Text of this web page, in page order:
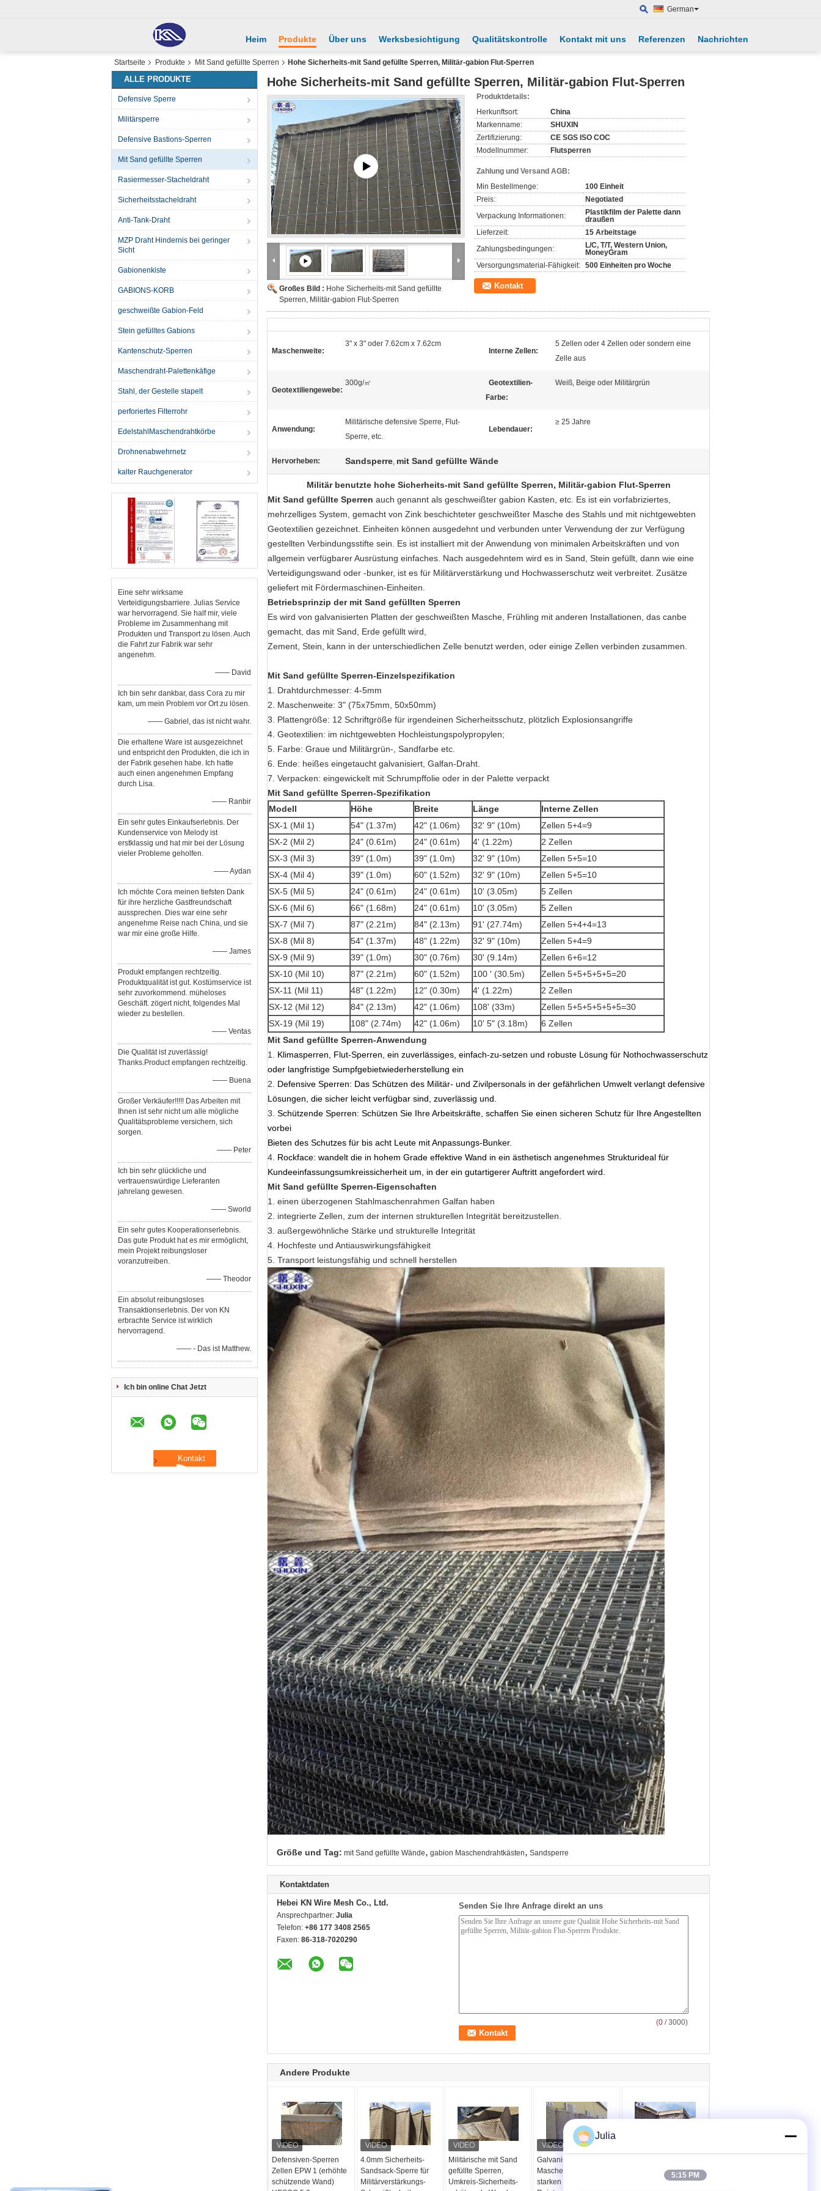
German
Heim Produkte Über uns Werksbesichtigung Qualitätskontrolle Kontakt mit uns Referenzen Nachrichten
Startseite Produkte Mit Sand gefüllte Sperren Hohe Sicherheits-mit Sand gefüllte Sperren, Militär-gabion Flut-Sperren
ALLE PRODUKTE
Defensive Sperre
Militärsperre
Defensive Bastions-Sperren
Mit Sand gefüllte Sperren
Rasiermesser-Stacheldraht
Sicherheitsstacheldraht
Anti-Tank-Draht
MZP Draht Hindernis bei geringer
Sicht
Gabionenkiste
GABIONS-KORB
geschweißte Gabion-Feld
Stein gefülltes Gabions
Kantenschutz-Sperren
Maschendraht-Palettenkäfige
Stahl, der Gestelle stapelt
perforiertes Filterrohr
EdelstahlMaschendrahtkörbe
Drohnenabwehrnetz
kalter Rauchgenerator
Eine sehr wirksame
Verteidigungsbarriere. Julias Service
war hervorragend. Sie half mir, viele
Probleme im Zusammenhang mit
Produkten und Transport zu lösen. Auch
die Fahrt zur Fabrik war sehr
angenehm.
—— David
Ich bin sehr dankbar, dass Cora zu mir
kam, um mein Problem vor Ort zu lösen.
—— Gabriel, das ist nicht wahr.
Die erhaltene Ware ist ausgezeichnet
und entspricht den Produkten, die ich in
der Fabrik gesehen habe. Ich hatte
auch einen angenehmen Empfang
durch Lisa.
—— Ranbir
Ein sehr gutes Einkaufserlebnis. Der
Kundenservice von Melody ist
erstklassig und hat mir bei der Lösung
vieler Probleme geholfen.
—— Aydan
Ich möchte Cora meinen tiefsten Dank
für ihre herzliche Gastfreundschaft
aussprechen. Dies war eine sehr
angenehme Reise nach China, und sie
war mir eine große Hilfe.
—— James
Produkt empfangen rechtzeitig.
Produktqualität ist gut. Kostümservice ist
sehr zuvorkommend. müheloses
Geschäft. zögert nicht, folgendes Mal
wieder zu bestellen.
—— Ventas
Die Qualität ist zuverlässig!
Thanks.Product empfangen rechtzeitig.
—— Buena
Großer Verkäufer!!!!! Das Arbeiten mit
Ihnen ist sehr nicht um alle mögliche
Qualitätsprobleme versichern, sich
sorgen.
—— Peter
Ich bin sehr glückliche und
vertrauenswürdige Lieferanten
jahrelang gewesen.
—— Sworld
Ein sehr gutes Kooperationserlebnis.
Das gute Produkt hat es mir ermöglicht,
mein Projekt reibungsloser
voranzutreiben.
—— Theodor
Ein absolut reibungsloses
Transaktionserlebnis. Der von KN
erbrachte Service ist wirklich
hervorragend.
—— - Das ist Matthew.
Ich bin online Chat Jetzt
Hohe Sicherheits-mit Sand gefüllte Sperren, Militär-gabion Flut-Sperren
Großes Bild : Hohe Sicherheits-mit Sand gefüllte
Sperren, Militär-gabion Flut-Sperren
Produktdetails:
Herkunftsort:
China
Markenname:
SHUXIN
Zertifizierung:
CE SGS ISO COC
Modellnummer:
Flutsperren
Zahlung und Versand AGB:
Min Bestellmenge:
100 Einheit
Preis:
Negotiated
Verpackung Informationen:
Plastikfilm der Palette dann
draußen
Lieferzeit:
15 Arbeitstage
Zahlungsbedingungen:
L/C, T/T, Western Union,
MoneyGram
Versorgungsmaterial-Fähigkeit: 500 Einheiten pro Woche
Kontakt
Maschenweite:
3" x 3" oder 7.62cm x 7.62cm
Interne Zellen:
5 Zellen oder 4 Zellen oder sondern eine
Zelle aus
Geotextiliengewebe:
300g/㎡
Geotextilien-
Farbe:
Weiß, Beige oder Militärgrün
Anwendung:
Militärische defensive Sperre, Flut-
Sperre, etc.
Lebendauer:
≥ 25 Jahre
Hervorheben: Sandsperre, mit Sand gefüllte Wände
Militär benutzte hohe Sicherheits-mit Sand gefüllte Sperren, Militär-gabion Flut-Sperren
Mit Sand gefüllte Sperren auch genannt als geschweißter gabion Kasten, etc. Es ist ein vorfabriziertes,
mehrzelliges System, gemacht von Zink beschichteter geschweißter Masche des Stahls und mit nichtgewebten
Geotextilien gezeichnet. Einheiten können ausgedehnt und verbunden unter Verwendung der zur Verfügung
gestellten Verbindungsstifte sein. Es ist installiert mit der Anwendung von minimalen Arbeitskräften und von
allgemein verfügbarer Ausrüstung einfaches. Nach ausgedehntem wird es in Sand, Stein gefüllt, dann wie eine
Verteidigungswand oder -bunker, ist es für Militärverstärkung und Hochwasserschutz weit verbreitet. Zusätze
geliefert mit Fördermaschinen-Einheiten.
Betriebsprinzip der mit Sand gefüllten Sperren
Es wird von galvanisierten Platten der geschweißten Masche, Frühling mit anderen Installationen, das canbe
gemacht, das mit Sand, Erde gefüllt wird,
Zement, Stein, kann in der unterschiedlichen Zelle benutzt werden, oder einige Zellen verbinden zusammen.
Mit Sand gefüllte Sperren-Einzelspezifikation
1. Drahtdurchmesser: 4-5mm
2. Maschenweite: 3" (75x75mm, 50x50mm)
3. Plattengröße: 12 Schriftgröße für irgendeinen Sicherheitsschutz, plötzlich Explosionsangriffe
4. Geotextilien: im nichtgewebten Hochleistungspolypropylen;
5. Farbe: Graue und Militärgrün-, Sandfarbe etc.
6. Ende: heißes eingetaucht galvanisiert, Galfan-Draht.
7. Verpacken: eingewickelt mit Schrumpffolie oder in der Palette verpackt
Mit Sand gefüllte Sperren-Spezifikation
Modell
Höhe Breite Länge
Interne Zellen
SX-1 (Mil 1)
54" (1.37m) 42" (1.06m) 32' 9" (10m)
Zellen 5+4=9
SX-2 (Mil 2)
24" (0.61m) 24" (0.61m) 4' (1.22m)
2 Zellen
SX-3 (Mil 3)
39" (1.0m) 39" (1.0m) 32' 9" (10m)
Zellen 5+5=10
SX-4 (Mil 4)
39" (1.0m) 60" (1.52m) 32' 9" (10m)
Zellen 5+5=10
SX-5 (Mil 5)
24" (0.61m) 24" (0.61m) 10' (3.05m)
5 Zellen
SX-6 (Mil 6)
66" (1.68m) 24" (0.61m) 10' (3.05m)
5 Zellen
SX-7 (Mil 7)
87" (2.21m) 84" (2.13m) 91' (27.74m)
Zellen 5+4+4=13
SX-8 (Mil 8)
54" (1.37m) 48" (1.22m) 32' 9" (10m)
Zellen 5+4=9
SX-9 (Mil 9)
39" (1.0m) 30" (0.76m) 30' (9.14m)
Zellen 6+6=12
SX-10 (Mil 10)
87" (2.21m) 60" (1.52m) 100 ' (30.5m)
Zellen 5+5+5+5+5=20
SX-11 (Mil 11)
48" (1.22m) 12" (0.30m) 4' (1.22m)
2 Zellen
SX-12 (Mil 12)
84" (2.13m) 42" (1.06m) 108' (33m)
Zellen 5+5+5+5+5+5=30
SX-19 (Mil 19)
108" (2.74m) 42" (1.06m) 10' 5" (3.18m)
6 Zellen
Mit Sand gefüllte Sperren-Anwendung
1. Klimasperren, Flut-Sperren, ein zuverlässiges, einfach-zu-setzen und robuste Lösung für Nothochwasserschutz
oder langfristige Sumpfgebietwiederherstellung ein
2. Defensive Sperren: Das Schützen des Militär- und Zivilpersonals in der gefährlichen Umwelt verlangt defensive
Lösungen, die sicher leicht verfügbar sind, zuverlässig und.
3. Schützende Sperren: Schützen Sie Ihre Arbeitskräfte, schaffen Sie einen sicheren Schutz für Ihre Angestellten
vorbei
Bieten des Schutzes für bis acht Leute mit Anpassungs-Bunker.
4. Rockface: wandelt die in hohem Grade effektive Wand in ein ästhetisch angenehmes Strukturideal für
Kundeeinfassungsumkreissicherheit um, in der ein gutartigerer Auftritt angefordert wird.
Mit Sand gefüllte Sperren-Eigenschaften
1. einen überzogenen Stahlmaschenrahmen Galfan haben
2. integrierte Zellen, zum der internen strukturellen Integrität bereitzustellen.
3. außergewöhnliche Stärke und strukturelle Integrität
4. Hochfeste und Antiauswirkungsfähigkeit
5. Transport leistungsfähig und schnell herstellen
Größe und Tag: mit Sand gefüllte Wände, gabion Maschendrahtkästen, Sandsperre
Kontaktdaten
Hebei KN Wire Mesh Co., Ltd.
Ansprechpartner: Julia
Telefon: +86 177 3408 2565
Faxen: 86-318-7020290
Senden Sie Ihre Anfrage direkt an uns
(0 / 3000)
Andere Produkte
Defensiven-Sperren
Zellen EPW 1 (erhöhte
schützende Wand)
4.0mm Sicherheits-
Sandsack-Sperre für
Militärverstärkungs-
Militärische mit Sand
gefüllte Sperren,
Umkreis-Sicherheits-
Galvanisierter Gabions-
Maschendraht packt
starken anti-
Sperren/Gabions-
Julia
5:15 PM